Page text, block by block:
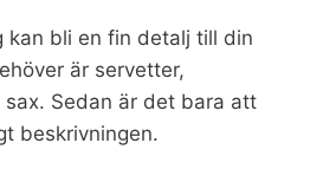
kan bli en fin detalj till din
är servetter,
Sedan är det bara att
beskrivningen.